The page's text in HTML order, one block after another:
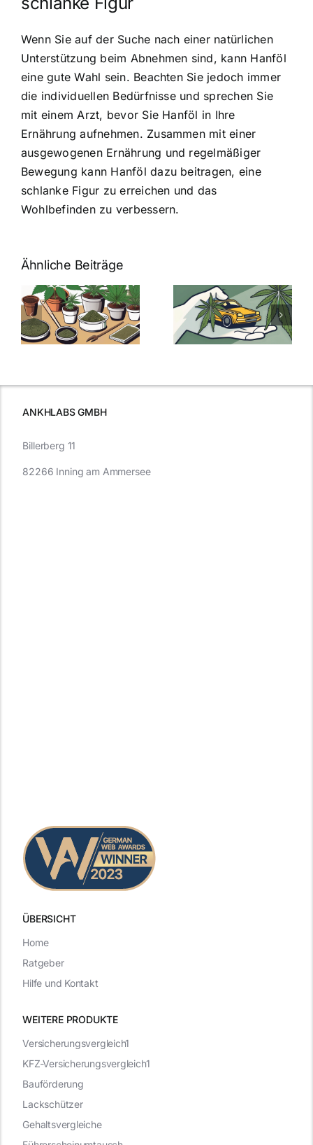
Wenn Sie auf der Suche nach einer natürlichen
Unterstützung beim Abnehmen sind, kann Hanföl
eine gute Wahl sein. Beachten Sie jedoch immer
die individuellen Bedürfnisse und sprechen Sie
mit einem Arzt, bevor Sie Hanföl in Ihre
Ernährung aufnehmen. Zusammen mit einer
ausgewogenen Ernährung und regelmäßiger
Bewegung kann Hanföl dazu beitragen, eine
schlanke Figur zu erreichen und das
Wohlbefinden zu verbessern.
Ähnliche Beiträge
Neue THC-
Grenzwert-
Regelung:
Was Sie über
Cannabis und
müssen
Cannabis
Samen
kaufen: Alles
was Sie
ANKHLABS GMBH
ÜBERSICHT
WEITERE PRODUKTE
Billerberg 11
82266 Inning am Ammersee
Versicherungsvergleich1
KFZ-Versicherungsvergleich1
Bauförderung
Lackschützer
Gehaltsvergleiche
Home
Ratgeber
Hilfe und Kontakt